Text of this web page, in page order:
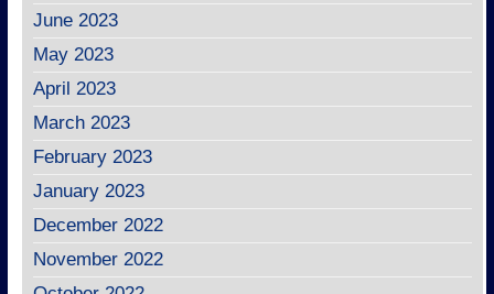
June 2023
May 2023
April 2023
March 2023
February 2023
January 2023
December 2022
November 2022